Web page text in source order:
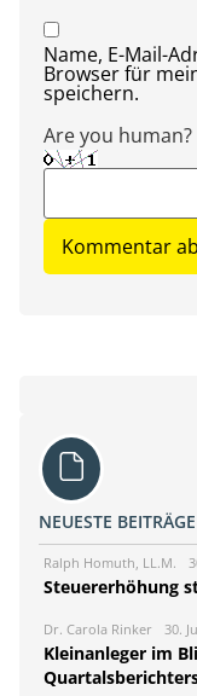
Name, E-Mail-
Browser für
speichern.
Are you human?
NEUESTE BEITRÄGE
Ralph Homuth, LL.M.
Steuererhöhung
Dr. Carola Rinker 30.
Kleinanleger im